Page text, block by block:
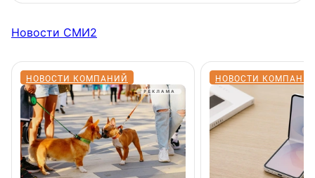
Новости СМИ2
НОВОСТИ КОМПАНИЙ НОВОСТИ